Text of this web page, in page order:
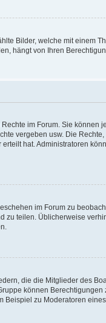
Bilder, welche mit einem
hängt von Ihren
im Forum. Sie können
vergeben usw. Die
hat. Administratoren
im Forum zu
zu teilen. Üblicherweise
die die Mitglieder des
können
Beispiel zu Moderatoren